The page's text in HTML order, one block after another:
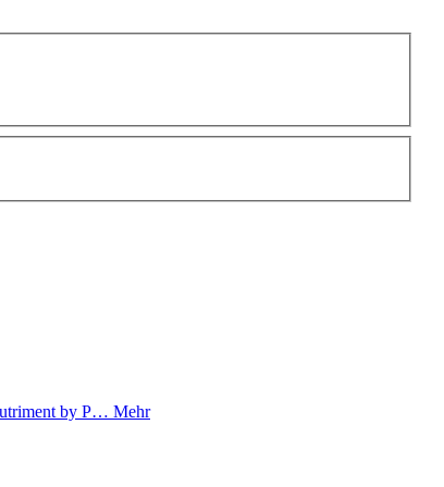
by P… Mehr